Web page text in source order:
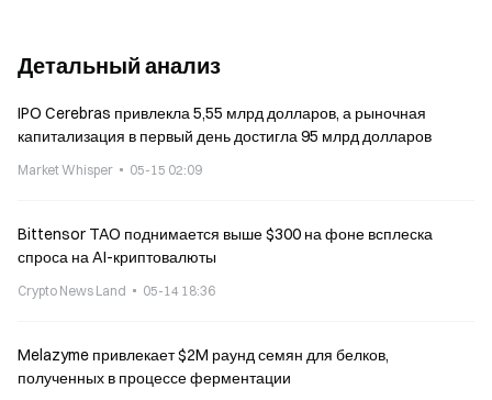
Детальный анализ
IPO Cerebras привлекла 5,55 млрд долларов, а рыночная
капитализация в первый день достигла 95 млрд долларов
Market Whisper 05-15 02:09
Bittensor TAO поднимается выше $300 на фоне всплеска
спроса на AI-криптовалюты
Crypto News Land 05-14 18:36
Melazyme привлекает $2M раунд семян для белков,
полученных в процессе ферментации